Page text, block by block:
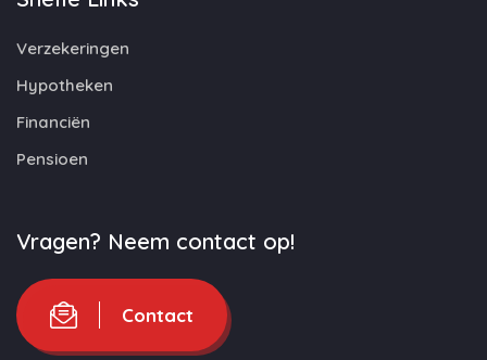
Verzekeringen
Hypotheken
Financiën
Pensioen
Vragen? Neem contact op!
Contact